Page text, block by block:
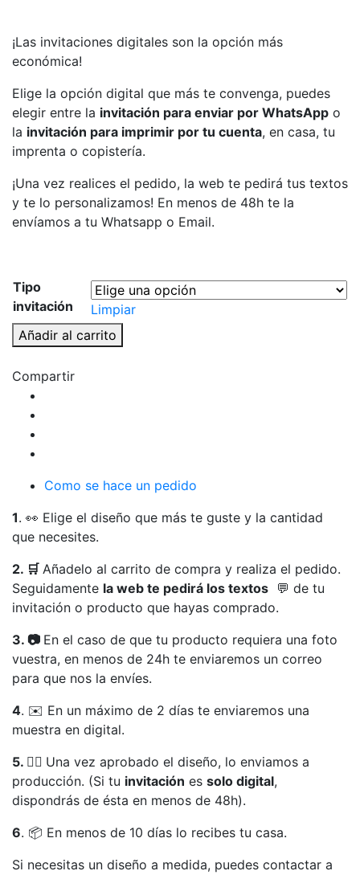
¡Las invitaciones digitales son la opción más
económica!
Elige la opción digital que más te convenga, puedes
elegir entre la invitación para enviar por WhatsApp o
la invitación para imprimir por tu cuenta, en casa, tu
imprenta o copistería.
¡Una vez realices el pedido, la web te pedirá tus textos
y te lo personalizamos! En menos de 48h te la
envíamos a tu Whatsapp o Email.
Tipo
invitación
Limpiar
Invitación
digital
minimalista
Añadir al carrito
Compartir
Como se hace un pedido
1. 👀 Elige el diseño que más te guste y la cantidad
que necesites.
2. 🛒 Añadelo al carrito de compra y realiza el pedido.
Seguidamente la web te pedirá los textos 💬 de tu
invitación o producto que hayas comprado.
3. 📷 En el caso de que tu producto requiera una foto
vuestra, en menos de 24h te enviaremos un correo
para que nos la envíes.
4. ✉️ En un máximo de 2 días te enviaremos una
muestra en digital.
5. 👍🏻 Una vez aprobado el diseño, lo enviamos a
producción. (Si tu invitación es solo digital,
dispondrás de ésta en menos de 48h).
6. 📦 En menos de 10 días lo recibes tu casa.
Si necesitas un diseño a medida, puedes contactar a